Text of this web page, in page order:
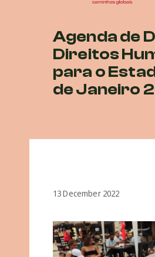
Agenda de
Direitos
para o
de Janeiro
13 December 2022